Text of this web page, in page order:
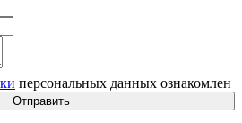
персональных данных ознакомлен
Отправить